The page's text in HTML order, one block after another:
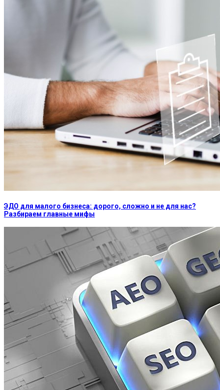
ЭДО для малого бизнеса: дорого, сложно и не для нас?
Разбираем главные мифы